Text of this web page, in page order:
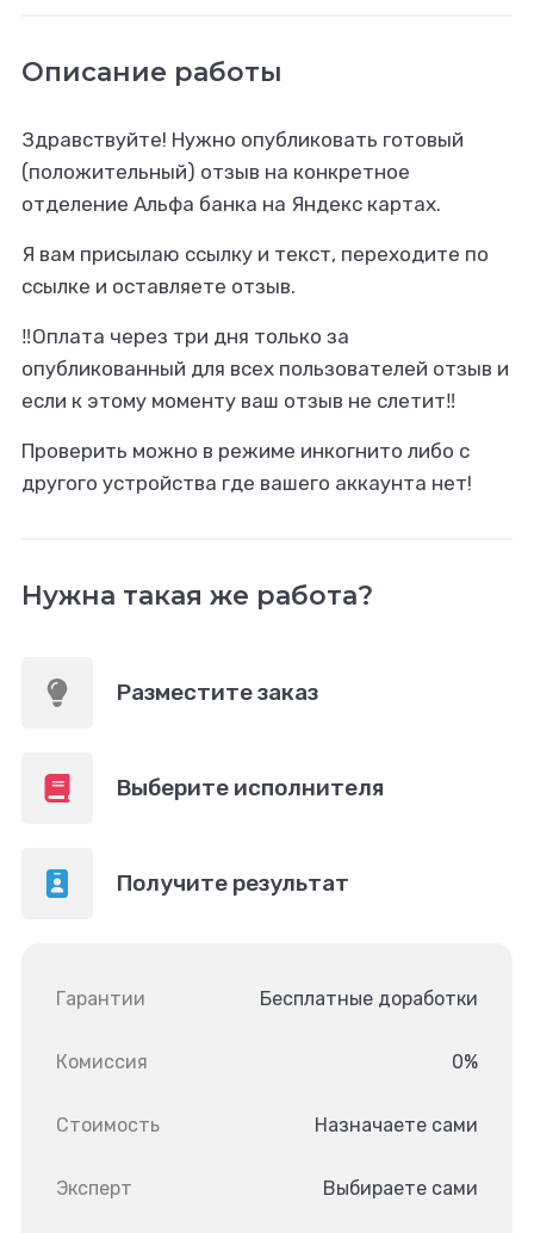
Описание работы
Здравствуйте! Нужно опубликовать готовый
(положительный) отзыв на конкретное
отделение Альфа банка на Яндекс картах.
Я вам присылаю ссылку и текст, переходите по
ссылке и оставляете отзыв.
‼️Оплата через три дня только за
опубликованный для всех пользователей отзыв и
если к этому моменту ваш отзыв не слетит‼️
Проверить можно в режиме инкогнито либо с
другого устройства где вашего аккаунта нет!
Нужна такая же работа?
Разместите заказ
Выберите исполнителя
Получите результат
Гарантии Бесплатные доработки
Комиссия 0%
Стоимость Назначаете сами
Эксперт Выбираете сами